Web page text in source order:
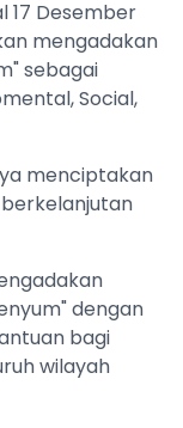
17 Desember
mengadakan
sebagai
Social,
menciptakan
dengan
bagi
wilayah